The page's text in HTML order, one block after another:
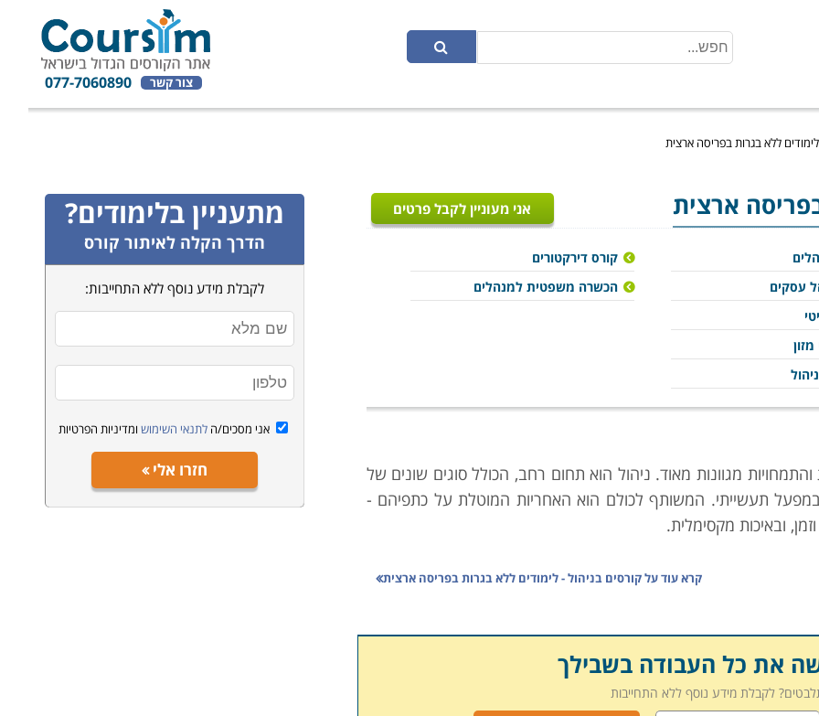
צור קשר 077-7060890
ללא בגרות בפריסה ארצית
ארצית אני מעוניין לקבל פרטים
עסקים
קורס דירקטורים
הכשרה משפטית למנהלים
מגוונות מאוד. ניהול הוא תחום רחב, הכולל סוגים שונים של
תעשייתי. המשותף לכולם הוא האחריות המוטלת על כתפיהם -
ובאיכות מקסימלית.
הנדרשים בענף בו הוא עוסק. כמובן שדבר זה נדרש ממנו (כמו גם
זו. כמו כן, ישנם יסודות ניהוליים שונים אשר נדרשים בענפים
בלימודי מנהל עסקים למשל, ומצריכים התמחות נקודתית
קרא עוד עלקורסים בניהול - לימודים ללא בגרות בפריסה ארצית
את כל העבודה בשבילך
לקבלת מידע נוסף ללא התחייבות
מתעניין בלימודים?
הדרך הקלה לאיתור קורס
לקבלת מידע נוסף ללא התחייבות:
אני מסכים/הלתנאי השימוש ומדיניות הפרטיות
חזרו אלי